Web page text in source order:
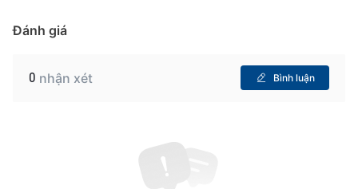
Đánh giá
0 nhận xét Bình luận